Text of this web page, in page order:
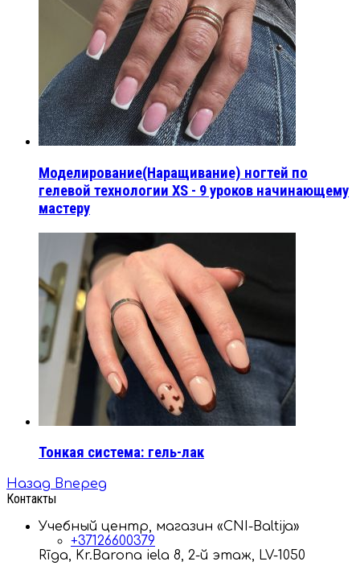
Моделирование(Наращивание) ногтей по
гелевой технологии XS - 9 уроков начинающему
мастеру
Тонкая система: гель-лак
Назад Вперед
Контакты
Учебный центр, магазин «CNI-Baltija»
+37126600379
Rīga, Kr.Barona iela 8, 2-й этаж, LV-1050